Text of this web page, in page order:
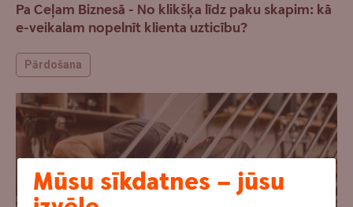
Pa Ceļam Biznesā - No klikšķa līdz paku skapim: kā
e-veikalam nopelnīt klienta uzticību?
Pārdošana
Mūsu sīkdatnes – jūsu